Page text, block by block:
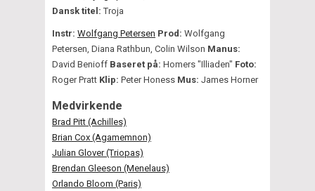
Dansk titel:Troja
Instr: Wolfgang Petersen Prod: Wolfgang
Petersen, Diana Rathbun, Colin Wilson Manus:
David Benioff Baseret på: Homers "Illiaden" Foto:
Roger Pratt Klip: Peter Honess Mus: James Horner
Medvirkende
Brad Pitt (Achilles)
Brian Cox (Agamemnon)
Julian Glover (Triopas)
Brendan Gleeson (Menelaus)
Orlando Bloom (Paris)